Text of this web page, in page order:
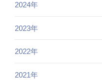
2024年
2023年
2022年
2021年